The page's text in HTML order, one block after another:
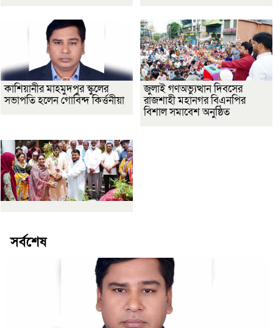
কাশিয়ানীর মাহমুদপুর স্কুলের
সভাপতি হলেন গোবিন্দ কির্ত্তনীয়া
জুলাই গণঅভ্যুত্থান দিবসের
রাজশাহী মহানগর বিএনপির
বিশাল সমাবেশ অনুষ্ঠিত
সর্বশেষ